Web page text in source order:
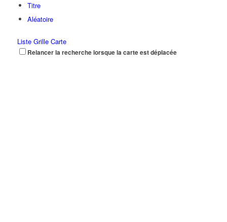
Titre
Aléatoire
Liste Grille Carte
Relancer la recherche lorsque la carte est déplacée